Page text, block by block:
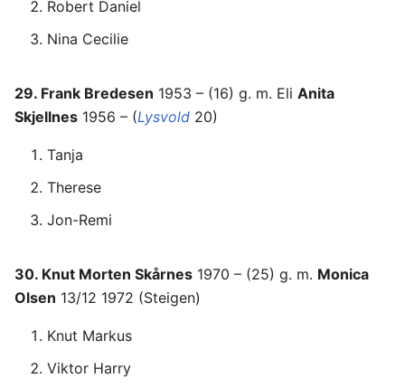
Robert Daniel
Nina Cecilie
29. Frank Bredesen 1953 – (16) g. m. Eli Anita
Skjellnes 1956 – (Lysvold 20)
Tanja
Therese
Jon-Remi
30. Knut Morten Skårnes 1970 – (25) g. m. Monica
Olsen 13/12 1972 (Steigen)
Knut Markus
Viktor Harry